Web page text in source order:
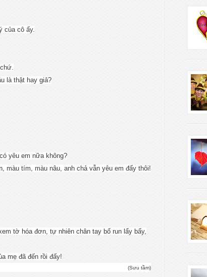
của cô ấy.
là thật hay giả?
yêu em nữa không?
màu tím, màu nâu, anh chả vẫn yêu em đấy thôi!
tờ hóa đơn, tự nhiên chân tay bố run lẩy bẩy,
mẹ đã đến rồi đấy!
(Sưu tầm)